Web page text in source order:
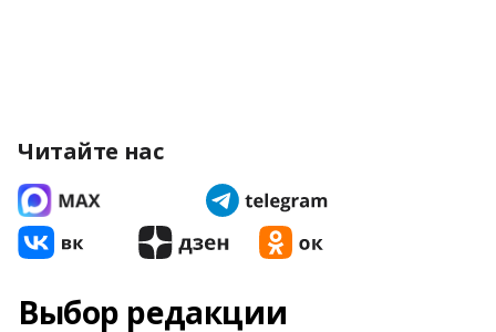
Читайте нас
Выбор редакции